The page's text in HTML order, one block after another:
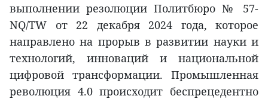
выполнении резолюции Политбюро № 57-
NQ/TW от 22 декабря 2024 года, которое
направлено на прорыв в развитии науки и
технологий, инноваций и национальной
цифровой трансформации. Промышленная
революция 4.0 происходит беспрецедентно